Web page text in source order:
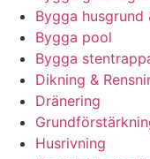
Bygga
Bygga pool
Bygga
Dikning &
Dränering
Husrivning